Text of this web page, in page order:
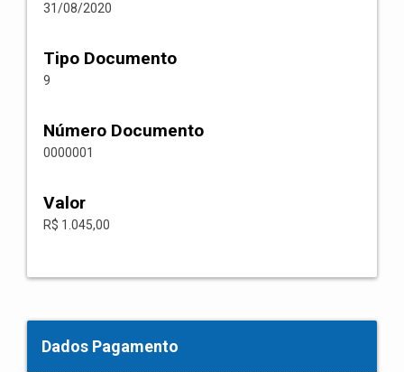
31/08/2020
Tipo Documento
9
Número Documento
0000001
Valor
R$ 1.045,00
Dados Pagamento